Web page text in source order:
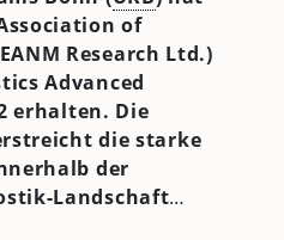
of
Research Ltd.)
Advanced
erhalten. Die
die starke
der
Landschaft…